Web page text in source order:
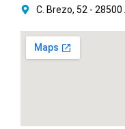
C. Brezo, 52 -